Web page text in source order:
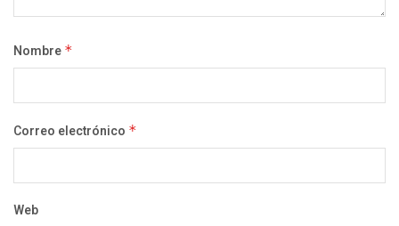
Nombre *
Correo electrónico *
Web